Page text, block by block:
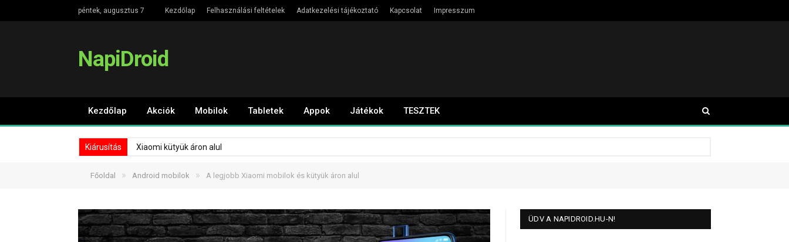
péntek, augusztus 7 Kezdőlap Felhasználási feltételek Adatkezelési tájékoztató Kapcsolat Impresszum
NapiDroid
Kezdőlap Akciók Mobilok Tabletek Appok Játékok TESZTEK
Kiárusítás Xiaomi kütyük áron alul
Főoldal » Android mobilok » A legjobb Xiaomi mobilok és kütyük áron alul
ÜDV A NAPIDROID.HU-N!